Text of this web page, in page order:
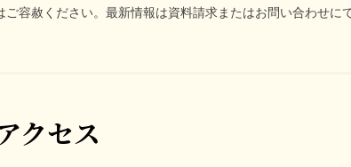
容赦ください。最新情報は資料請求またはお問い合わせに
クセス